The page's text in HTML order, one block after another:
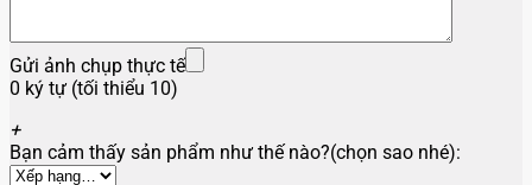
Gửi ảnh chụp thực tế
0 ký tự (tối thiểu 10)
+
Bạn cảm thấy sản phẩm như thế nào?(chọn sao nhé):